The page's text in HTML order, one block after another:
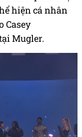
hiện cá nhân
Casey
Mugler.